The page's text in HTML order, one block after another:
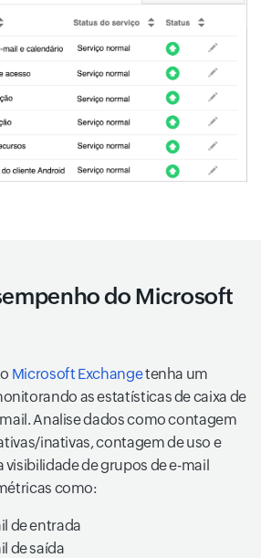
do Microsoft
Microsoft Exchangetenha um
as estatísticas de caixa de
Analise dados como contagem
inativas, contagem de uso e
de grupos de e-mail
como:
de entrada
de saída